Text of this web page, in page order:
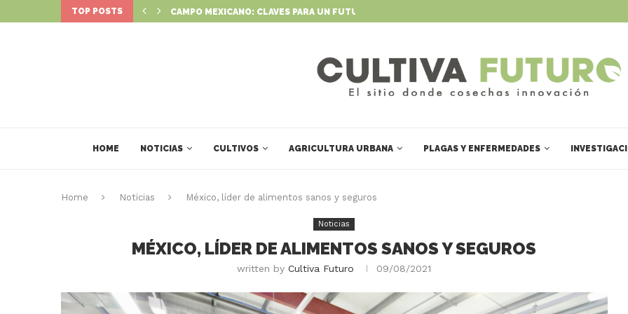
TOP POSTS
PROGRAMA PARA IMPULSAR... CAMPO MEXICANO: CLAVES PARA UN FUTURO DINÁMICO Y...
HOME NOTICIAS CULTIVOS AGRICULTURA URBANA PLAGAS Y ENFERMEDADES
Home Noticias México, líder de alimentos sanos y seguros
Noticias
MÉXICO, LÍDER DE ALIMENTOS SANOS Y SEGUROS
written byCultiva Futuro 09/08/2021